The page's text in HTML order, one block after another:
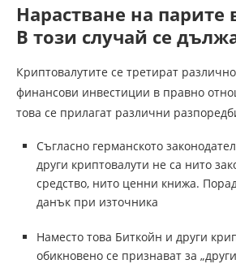
Нарастване на парите
В този случай се
Криптовалутите се третират
финансови инвестиции в правно
това се прилагат различни
Съгласно германското
други криптовалути не са нито
средство, нито ценни книжа.
данък при източника
Наместо това Биткойн и други
обикновено се признават за